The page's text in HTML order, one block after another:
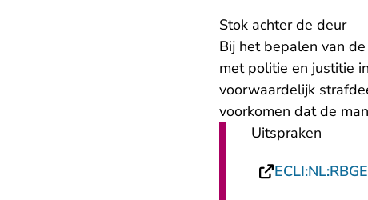
Stok achter de deur
Bij het bepalen van
met politie en justitie
voorwaardelijk
voorkomen dat de
Uitspraken